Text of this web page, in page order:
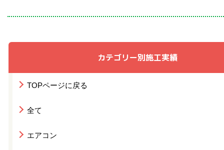
カテゴリー別施工実績
TOPページに戻る
全て
エアコン